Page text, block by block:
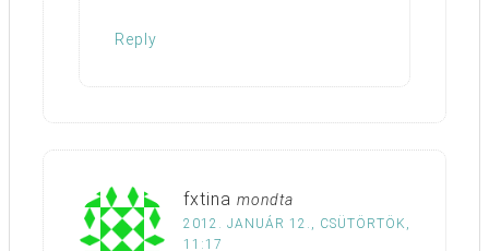
Reply
fxtina mondta
2012. JANUÁR 12., CSÜTÖRTÖK,
11:17